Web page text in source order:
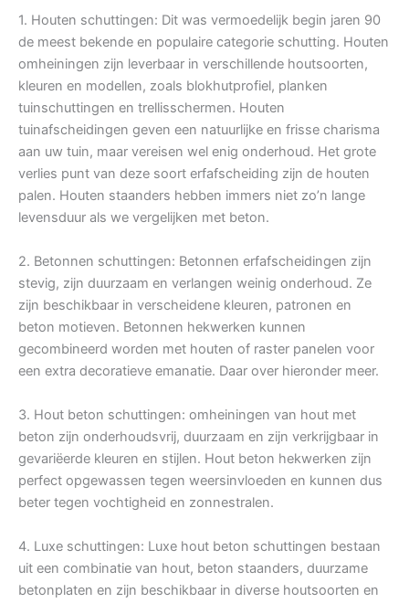
1. Houten schuttingen: Dit was vermoedelijk begin jaren 90
de meest bekende en populaire categorie schutting. Houten
omheiningen zijn leverbaar in verschillende houtsoorten,
kleuren en modellen, zoals blokhutprofiel, planken
tuinschuttingen en trellisschermen. Houten
tuinafscheidingen geven een natuurlijke en frisse charisma
aan uw tuin, maar vereisen wel enig onderhoud. Het grote
verlies punt van deze soort erfafscheiding zijn de houten
palen. Houten staanders hebben immers niet zo’n lange
levensduur als we vergelijken met beton.
2. Betonnen schuttingen: Betonnen erfafscheidingen zijn
stevig, zijn duurzaam en verlangen weinig onderhoud. Ze
zijn beschikbaar in verscheidene kleuren, patronen en
beton motieven. Betonnen hekwerken kunnen
gecombineerd worden met houten of raster panelen voor
een extra decoratieve emanatie. Daar over hieronder meer.
3. Hout beton schuttingen: omheiningen van hout met
beton zijn onderhoudsvrij, duurzaam en zijn verkrijgbaar in
gevariëerde kleuren en stijlen. Hout beton hekwerken zijn
perfect opgewassen tegen weersinvloeden en kunnen dus
beter tegen vochtigheid en zonnestralen.
4. Luxe schuttingen: Luxe hout beton schuttingen bestaan
uit een combinatie van hout, beton staanders, duurzame
betonplaten en zijn beschikbaar in diverse houtsoorten en